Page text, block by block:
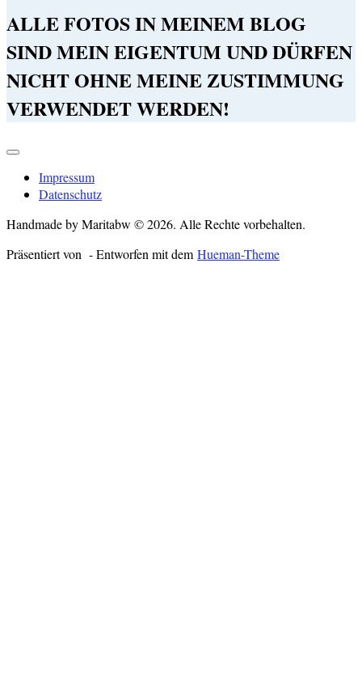
ALLE FOTOS IN MEINEM BLOG
SIND MEIN EIGENTUM UND DÜRFEN
NICHT OHNE MEINE ZUSTIMMUNG
VERWENDET WERDEN!
Impressum
Datenschutz
Handmade by Maritabw © 2026. Alle Rechte vorbehalten.
Präsentiert von - Entworfen mit dem Hueman-Theme